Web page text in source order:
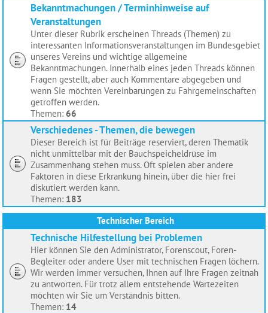
Bekanntmachungen / Terminhinweise auf
Veranstaltungen
Unter dieser Rubrik erscheinen Threads (Themen) zu
interessanten Informationsveranstaltungen im Bundesgebiet
unseres Vereins und wichtige allgemeine
Bekanntmachungen. Innerhalb eines jeden Threads können
Fragen gestellt, aber auch Kommentare abgegeben und
wenn Sie möchten Vereinbarungen zu Fahrgemeinschaften
getroffen werden.
Themen: 66
Verschiedenes - Themen, die bewegen
Dieser Bereich ist für Beiträge reserviert, deren Thematik
nicht unmittelbar mit der Bauchspeicheldrüse im
Zusammenhang stehen muss. Oft spielen aber andere
Faktoren in diese Erkrankung hinein, über die hier frei
diskutiert werden kann.
Themen: 183
Technischer Bereich
Technische Hilfestellung bei Problemen
Hier können Sie den Administrator, Forenscout, Foren-
Begleiter oder andere User mit technischen Fragen löchern.
Wir werden immer versuchen, Ihnen auf Ihre Fragen zeitnah
zu antworten. Für trotz allem entstehende Wartezeiten
möchten wir Sie um Verständnis bitten.
Themen: 14